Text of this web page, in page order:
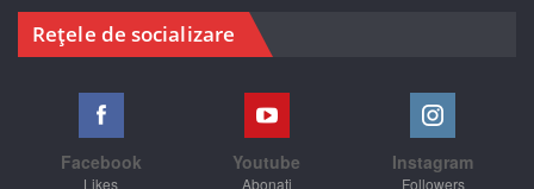
Rețele de socializare
Facebook
Likes
Youtube
Abonați
Instagram
Followers